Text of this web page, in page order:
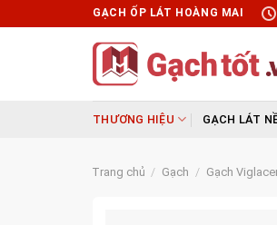
to
GẠCH ỐP LÁT HOÀNG MAI
THƯƠNG HIỆU GẠCH LÁT
Trang chủ / Gạch / Gạch